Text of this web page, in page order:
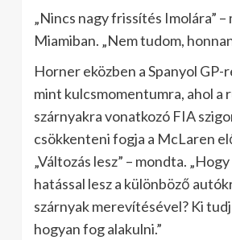
„Nincs nagy frissítés Imolára”
Miamiban. „Nem tudom,
Horner eközben a Spanyol
mint kulcsmomentumra, ahol a
szárnyakra vonatkozó FIA
csökkenteni fogja a McLaren
„Változás lesz” – mondta.
hatással lesz a különböző
szárnyak merevítésével? Ki
hogyan fog alakulni.”